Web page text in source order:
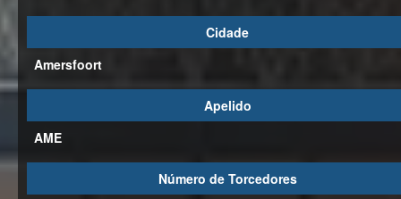
Cidade
Amersfoort
Apelido
AME
Número de Torcedores